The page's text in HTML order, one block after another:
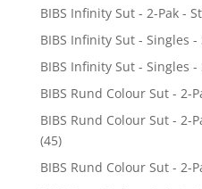
BIBS Infinity Sut - 2-Pak -
BIBS Infinity Sut - Singles -
BIBS Infinity Sut - Singles -
BIBS Rund Colour Sut - 2-
BIBS Rund Colour Sut - 2-
(45)
BIBS Rund Colour Sut - 2-